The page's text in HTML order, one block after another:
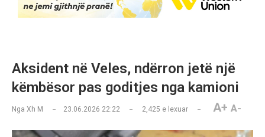
Aksident në Veles, ndërron jetë një
këmbësor pas goditjes nga kamioni
Nga Xh M 23.06.2026 22:22 2,425 e lexuar A+ A-